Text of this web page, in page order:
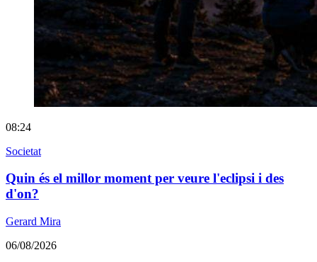
08:24
Societat
Quin és el millor moment per veure l'eclipsi i des
d'on?
Gerard Mira
06/08/2026